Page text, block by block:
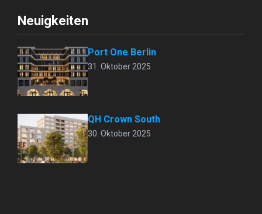
Neuigkeiten
Port One Berlin
31. Oktober 2025
QH Crown South
30. Oktober 2025